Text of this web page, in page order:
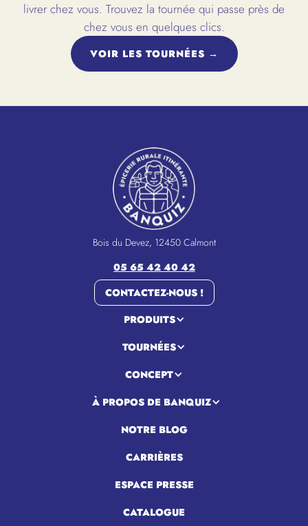
livrer chez vous. Trouvez la tournée qui passe près de
chez vous en quelques clics.
VOIR LES TOURNÉES →
Bois du Devez, 12450 Calmont
05 65 42 40 42
CONTACTEZ-NOUS !
PRODUITS
TOURNÉES
CONCEPT
À PROPOS DE BANQUIZ
NOTRE BLOG
CARRIÈRES
ESPACE PRESSE
CATALOGUE